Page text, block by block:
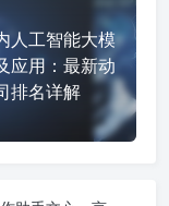
人工智能大模
应用：最新动
排名详解